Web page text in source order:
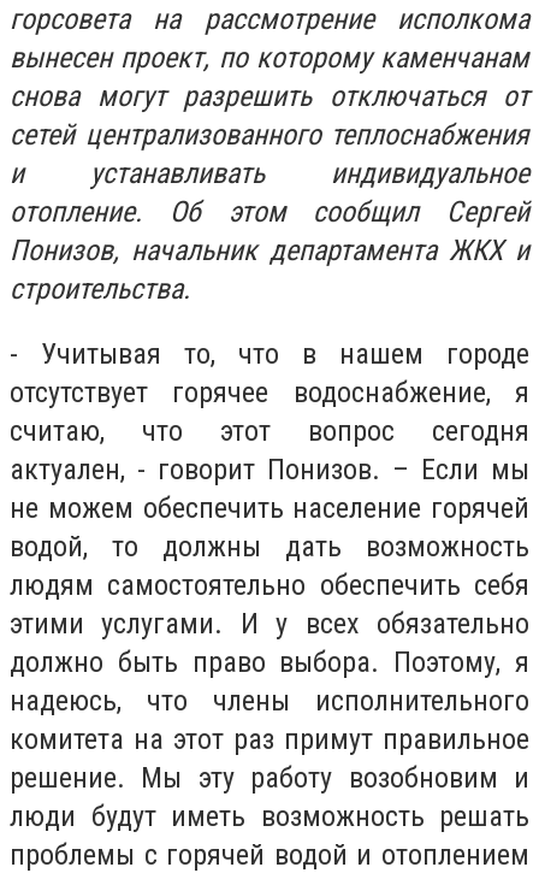
горсовета на рассмотрение исполкома
вынесен проект, по которому каменчанам
снова могут разрешить отключаться от
сетей централизованного теплоснабжения
и устанавливать индивидуальное
отопление. Об этом сообщил Сергей
Понизов, начальник департамента ЖКХ и
строительства.
- Учитывая то, что в нашем городе
отсутствует горячее водоснабжение, я
считаю, что этот вопрос сегодня
актуален, - говорит Понизов. – Если мы
не можем обеспечить население горячей
водой, то должны дать возможность
людям самостоятельно обеспечить себя
этими услугами. И у всех обязательно
должно быть право выбора. Поэтому, я
надеюсь, что члены исполнительного
комитета на этот раз примут правильное
решение. Мы эту работу возобновим и
люди будут иметь возможность решать
проблемы с горячей водой и отоплением